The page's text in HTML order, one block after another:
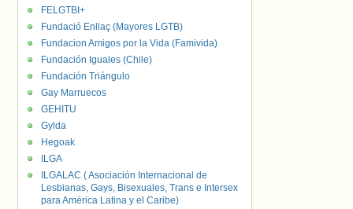
FELGTBI+
Fundació Enllaç (Mayores LGTB)
Fundacion Amigos por la Vida (Famivida)
Fundación Iguales (Chile)
Fundación Triángulo
Gay Marruecos
GEHITU
Gylda
Hegoak
ILGA
ILGALAC ( Asociación Internacional de
Lesbianas, Gays, Bisexuales, Trans e Intersex
para América Latina y el Caribe)